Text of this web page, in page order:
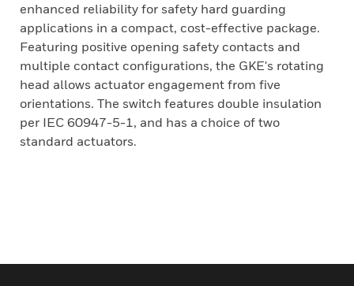
enhanced reliability for safety hard guarding
applications in a compact, cost-effective package.
Featuring positive opening safety contacts and
multiple contact configurations, the GKE's rotating
head allows actuator engagement from five
orientations. The switch features double insulation
per IEC 60947-5-1, and has a choice of two
standard actuators.